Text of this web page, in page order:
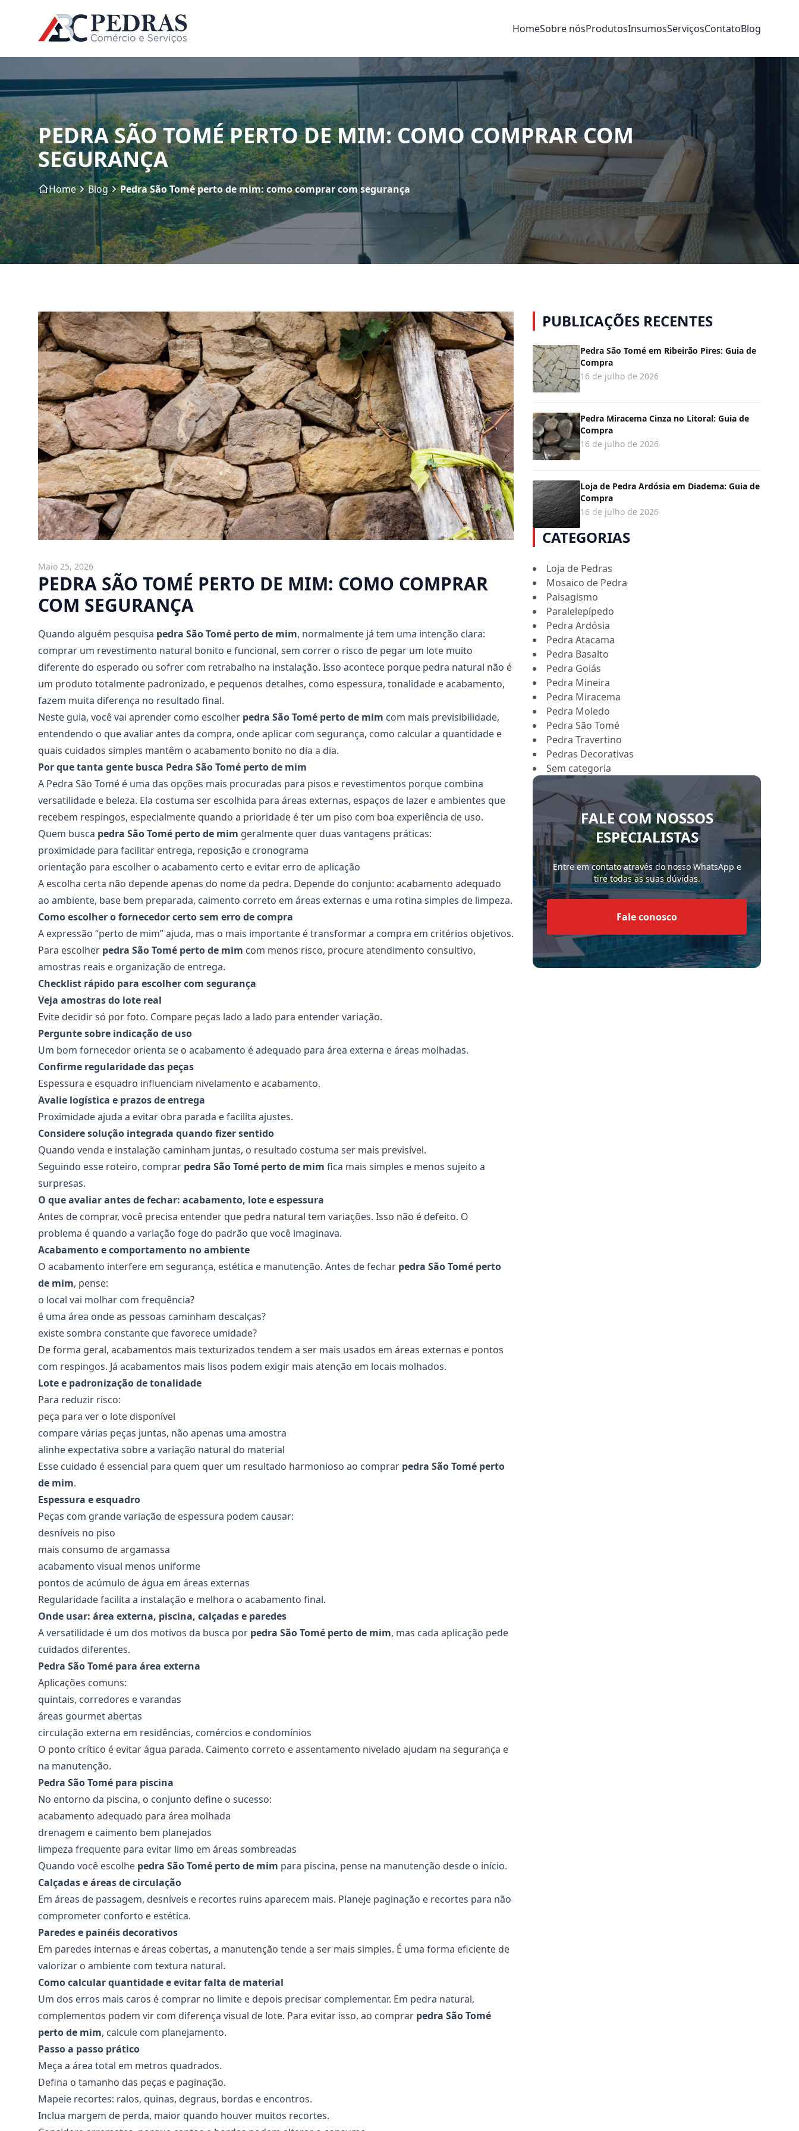
HomeSobre nósProdutosInsumosServiçosContatoBlog
PEDRA SÃO TOMÉ PERTO DE MIM: COMO COMPRAR COM
SEGURANÇA
Home Blog Pedra São Tomé perto de mim: como comprar com segurança
Maio 25, 2026
PEDRA SÃO TOMÉ PERTO DE MIM: COMO COMPRAR
COM SEGURANÇA
Quando alguém pesquisa pedra São Tomé perto de mim, normalmente já tem uma intenção clara:
comprar um revestimento natural bonito e funcional, sem correr o risco de pegar um lote muito
diferente do esperado ou sofrer com retrabalho na instalação. Isso acontece porque pedra natural não é
um produto totalmente padronizado, e pequenos detalhes, como espessura, tonalidade e acabamento,
fazem muita diferença no resultado final.
Neste guia, você vai aprender como escolher pedra São Tomé perto de mim com mais previsibilidade,
entendendo o que avaliar antes da compra, onde aplicar com segurança, como calcular a quantidade e
quais cuidados simples mantêm o acabamento bonito no dia a dia.
Por que tanta gente busca Pedra São Tomé perto de mim
A Pedra São Tomé é uma das opções mais procuradas para pisos e revestimentos porque combina
versatilidade e beleza. Ela costuma ser escolhida para áreas externas, espaços de lazer e ambientes que
recebem respingos, especialmente quando a prioridade é ter um piso com boa experiência de uso.
Quem busca pedra São Tomé perto de mim geralmente quer duas vantagens práticas:
proximidade para facilitar entrega, reposição e cronograma
orientação para escolher o acabamento certo e evitar erro de aplicação
A escolha certa não depende apenas do nome da pedra. Depende do conjunto: acabamento adequado
ao ambiente, base bem preparada, caimento correto em áreas externas e uma rotina simples de limpeza.
Como escolher o fornecedor certo sem erro de compra
A expressão “perto de mim” ajuda, mas o mais importante é transformar a compra em critérios objetivos.
Para escolher pedra São Tomé perto de mim com menos risco, procure atendimento consultivo,
amostras reais e organização de entrega.
Checklist rápido para escolher com segurança
Veja amostras do lote real
Evite decidir só por foto. Compare peças lado a lado para entender variação.
Pergunte sobre indicação de uso
Um bom fornecedor orienta se o acabamento é adequado para área externa e áreas molhadas.
Confirme regularidade das peças
Espessura e esquadro influenciam nivelamento e acabamento.
Avalie logística e prazos de entrega
Proximidade ajuda a evitar obra parada e facilita ajustes.
Considere solução integrada quando fizer sentido
Quando venda e instalação caminham juntas, o resultado costuma ser mais previsível.
Seguindo esse roteiro, comprar pedra São Tomé perto de mim fica mais simples e menos sujeito a
surpresas.
O que avaliar antes de fechar: acabamento, lote e espessura
Antes de comprar, você precisa entender que pedra natural tem variações. Isso não é defeito. O
problema é quando a variação foge do padrão que você imaginava.
Acabamento e comportamento no ambiente
O acabamento interfere em segurança, estética e manutenção. Antes de fechar pedra São Tomé perto
de mim, pense:
o local vai molhar com frequência?
é uma área onde as pessoas caminham descalças?
existe sombra constante que favorece umidade?
De forma geral, acabamentos mais texturizados tendem a ser mais usados em áreas externas e pontos
com respingos. Já acabamentos mais lisos podem exigir mais atenção em locais molhados.
Lote e padronização de tonalidade
Para reduzir risco:
peça para ver o lote disponível
compare várias peças juntas, não apenas uma amostra
alinhe expectativa sobre a variação natural do material
Esse cuidado é essencial para quem quer um resultado harmonioso ao comprar pedra São Tomé perto
de mim.
Espessura e esquadro
Peças com grande variação de espessura podem causar:
desníveis no piso
mais consumo de argamassa
acabamento visual menos uniforme
pontos de acúmulo de água em áreas externas
Regularidade facilita a instalação e melhora o acabamento final.
Onde usar: área externa, piscina, calçadas e paredes
A versatilidade é um dos motivos da busca por pedra São Tomé perto de mim, mas cada aplicação pede
cuidados diferentes.
Pedra São Tomé para área externa
Aplicações comuns:
quintais, corredores e varandas
áreas gourmet abertas
circulação externa em residências, comércios e condomínios
O ponto crítico é evitar água parada. Caimento correto e assentamento nivelado ajudam na segurança e
na manutenção.
Pedra São Tomé para piscina
No entorno da piscina, o conjunto define o sucesso:
acabamento adequado para área molhada
drenagem e caimento bem planejados
limpeza frequente para evitar limo em áreas sombreadas
Quando você escolhe pedra São Tomé perto de mim para piscina, pense na manutenção desde o início.
Calçadas e áreas de circulação
Em áreas de passagem, desníveis e recortes ruins aparecem mais. Planeje paginação e recortes para não
comprometer conforto e estética.
Paredes e painéis decorativos
Em paredes internas e áreas cobertas, a manutenção tende a ser mais simples. É uma forma eficiente de
valorizar o ambiente com textura natural.
Como calcular quantidade e evitar falta de material
Um dos erros mais caros é comprar no limite e depois precisar complementar. Em pedra natural,
complementos podem vir com diferença visual de lote. Para evitar isso, ao comprar pedra São Tomé
perto de mim, calcule com planejamento.
Passo a passo prático
Meça a área total em metros quadrados.
Defina o tamanho das peças e paginação.
Mapeie recortes: ralos, quinas, degraus, bordas e encontros.
Inclua margem de perda, maior quando houver muitos recortes.
PUBLICAÇÕES RECENTES
Pedra São Tomé em Ribeirão Pires: Guia de
Compra
16 de julho de 2026
Pedra Miracema Cinza no Litoral: Guia de
Compra
16 de julho de 2026
Loja de Pedra Ardósia em Diadema: Guia de
Compra
16 de julho de 2026
CATEGORIAS
Loja de Pedras
Mosaico de Pedra
Paisagismo
Paralelepípedo
Pedra Ardósia
Pedra Atacama
Pedra Basalto
Pedra Goiás
Pedra Mineira
Pedra Miracema
Pedra Moledo
Pedra São Tomé
Pedra Travertino
Pedras Decorativas
Sem categoria
FALE COM NOSSOS
ESPECIALISTAS
Entre em contato através do nosso WhatsApp e
tire todas as suas dúvidas.
Fale conosco